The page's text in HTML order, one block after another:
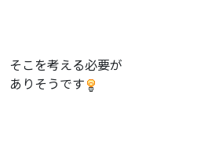
そこを考える必要が
ありそうです